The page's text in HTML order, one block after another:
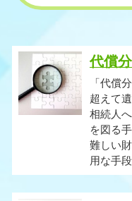
代償
「代償
超えて
相続人
を図る
難しい
用な手